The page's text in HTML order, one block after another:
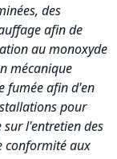
des
afin de
au monoxyde
mécanique
fumée afin d'en
pour
sur l'entretien des
conformité aux